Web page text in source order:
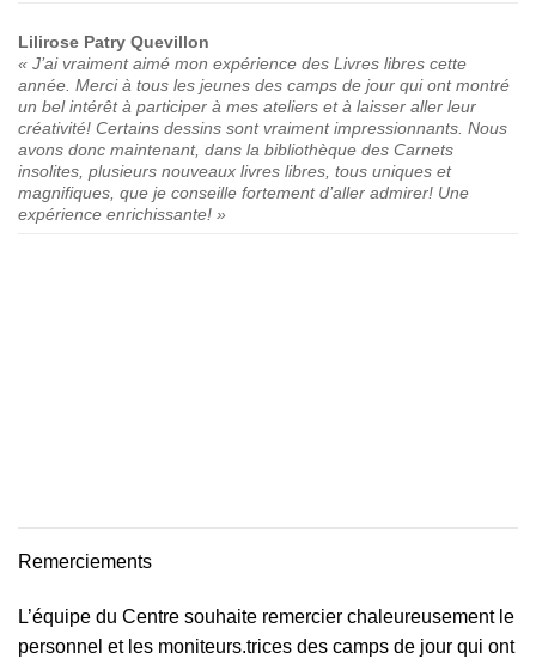
Lilirose Patry Quevillon
« J’ai vraiment aimé mon expérience des Livres libres cette
année. Merci à tous les jeunes des camps de jour qui ont montré
un bel intérêt à participer à mes ateliers et à laisser aller leur
créativité! Certains dessins sont vraiment impressionnants. Nous
avons donc maintenant, dans la bibliothèque des Carnets
insolites, plusieurs nouveaux livres libres, tous uniques et
magnifiques, que je conseille fortement d’aller admirer! Une
expérience enrichissante! »
Remerciements
L’équipe du Centre souhaite remercier chaleureusement le
personnel et les moniteurs.trices des camps de jour qui ont